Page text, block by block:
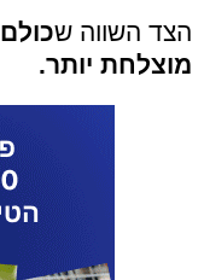
הצד השווה שכולם
מוצלחת יותר.